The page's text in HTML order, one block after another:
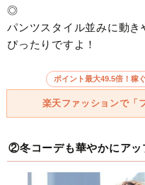
◎
パンツスタイル並みに動
ぴったりですよ！
ポイント最大49.5倍！稼
楽天ファッションで「
②冬コーデも華やかにアッ